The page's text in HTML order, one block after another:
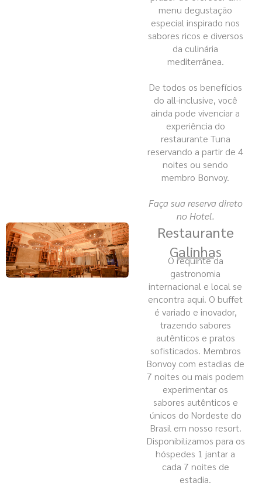
menu degustação
especial inspirado nos
sabores ricos e diversos
da culinária
mediterrânea.
De todos os benefícios
do all-inclusive, você
ainda pode vivenciar a
experiência do
restaurante Tuna
reservando a partir de 4
noites ou sendo
membro Bonvoy.
Faça sua reserva direto
no Hotel.
Restaurante
Galinhas
O requinte da
gastronomia
internacional e local se
encontra aqui. O buffet
é variado e inovador,
trazendo sabores
autênticos e pratos
sofisticados. Membros
Bonvoy com estadias de
7 noites ou mais podem
experimentar os
sabores autênticos e
únicos do Nordeste do
Brasil em nosso resort.
Disponibilizamos para os
hóspedes 1 jantar a
cada 7 noites de
estadia.